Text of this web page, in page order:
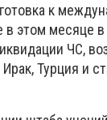
к
этом месяце
ЧС,
Турция и